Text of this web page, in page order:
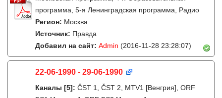
программа, 5-я Ленинградская программа, Радио
Регион: Москва
Источник: Правда
Добавил на сайт: Admin (2016-11-28 23:28:07)
22-06-1990 - 29-06-1990
Каналы [5]: ČST 1, ČST 2, MTV1 [Венгрия], ORF